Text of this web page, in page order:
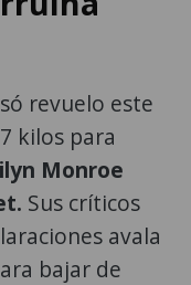
revuelo este
kilos para
Monroe
Sus críticos
avala
bajar de